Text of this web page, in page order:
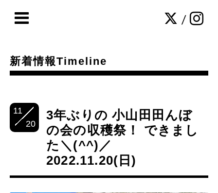
/
新着情報Timeline
11
20
3年ぶりの 小山田田んぼ
の会の収穫祭！ できまし
た＼(^^)／
2022.11.20(日)